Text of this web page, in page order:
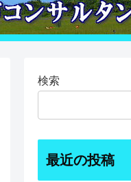
検索
最近の投稿